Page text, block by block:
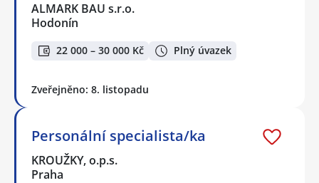
ALMARK BAU s.r.o.
Hodonín
22 000 – 30 000 Kč Plný úvazek
Zveřejněno: 8. listopadu
Personální specialista/ka
KROUŽKY, o.p.s.
Praha